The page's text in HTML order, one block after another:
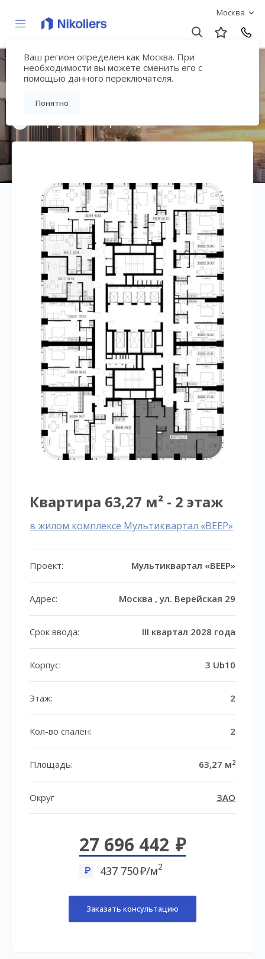
Москва
Ваш регион определен как Москва. При
необходимости вы можете сменить его с
помощью данного переключателя.
Понятно
Мультиквартал
«ВЕЕР»
Квартира 63,27 м² - 2 этаж
в жилом комплексе Мультиквартал «ВЕЕР»
Проект: Мультиквартал «ВЕЕР»
Адрес: Москва , ул. Верейская 29
Срок ввода: III квартал 2028 года
Корпус: 3 Ub10
Этаж: 2
Кол-во спален: 2
Площадь: 63,27 м2
Округ ЗАО
27 696 442
437 750 /м2
Заказать консультацию